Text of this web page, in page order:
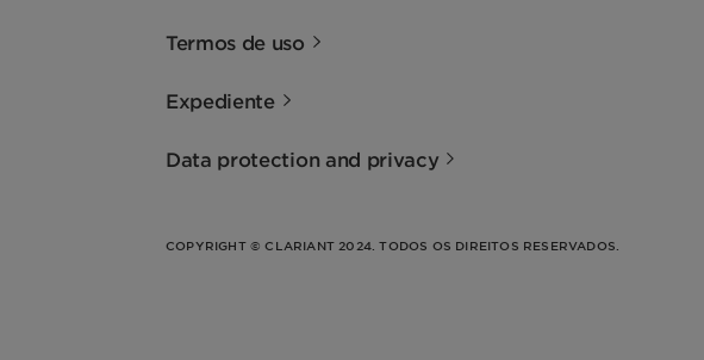
Termos de uso
Expediente
Data protection and privacy
COPYRIGHT © CLARIANT 2024. TODOS OS DIREITOS RESERVADOS.